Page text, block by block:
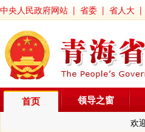
中央人民政府网站 | 省委 | 省人大 |
首页
欢
领导之窗